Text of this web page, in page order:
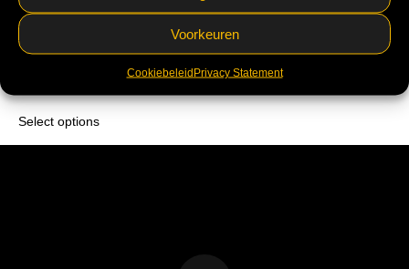
Voorkeuren
CookiebeleidPrivacy Statement
Beschermd: POTENT
montage)
out of 5
Select options